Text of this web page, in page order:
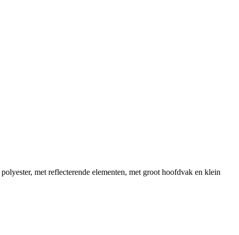
met reflecterende elementen, met groot hoofdvak en klein